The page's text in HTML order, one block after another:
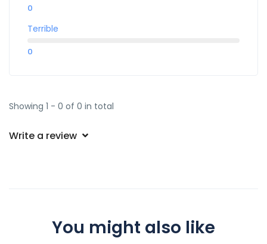
0
Terrible
0
Showing 1 - 0 of 0 in total
Write a review
You might also like